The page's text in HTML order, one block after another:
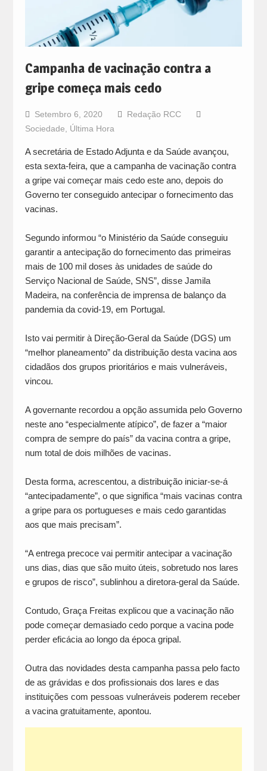
Campanha de vacinação contra a
gripe começa mais cedo
Setembro 6, 2020
Redação RCC
Sociedade
Última Hora
A secretária de Estado Adjunta e da Saúde avançou,
esta sexta-feira, que a campanha de vacinação contra
a gripe vai começar mais cedo este ano, depois do
Governo ter conseguido antecipar o fornecimento das
vacinas.
Segundo informou “o Ministério da Saúde conseguiu
garantir a antecipação do fornecimento das primeiras
mais de 100 mil doses às unidades de saúde do
Serviço Nacional de Saúde, SNS”, disse Jamila
Madeira, na conferência de imprensa de balanço da
pandemia da covid-19, em Portugal.
Isto vai permitir à Direção-Geral da Saúde (DGS) um
“melhor planeamento” da distribuição desta vacina aos
cidadãos dos grupos prioritários e mais vulneráveis,
vincou.
A governante recordou a opção assumida pelo Governo
neste ano “especialmente atípico”, de fazer a “maior
compra de sempre do país” da vacina contra a gripe,
num total de dois milhões de vacinas.
Desta forma, acrescentou, a distribuição iniciar-se-á
“antecipadamente”, o que significa “mais vacinas contra
a gripe para os portugueses e mais cedo garantidas
aos que mais precisam”.
“A entrega precoce vai permitir antecipar a vacinação
uns dias, dias que são muito úteis, sobretudo nos lares
e grupos de risco”, sublinhou a diretora-geral da Saúde.
Contudo, Graça Freitas explicou que a vacinação não
pode começar demasiado cedo porque a vacina pode
perder eficácia ao longo da época gripal.
Outra das novidades desta campanha passa pelo facto
de as grávidas e dos profissionais dos lares e das
instituições com pessoas vulneráveis poderem receber
a vacina gratuitamente, apontou.